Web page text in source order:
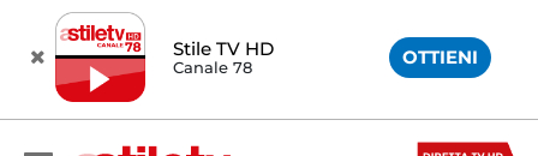
Stile TV HD
Canale 78 OTTIENI